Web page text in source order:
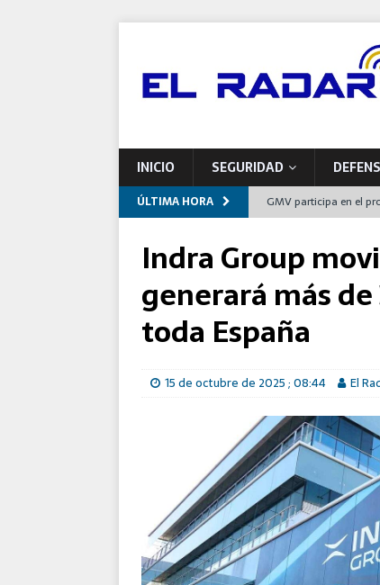
INICIO SEGURIDAD
ÚLTIMA HORA
GMV participa en el
Indra impulsa una
Airbus entrega a
España
programas de
El Destacamento
Reforzada de la OTAN
Indra Group
generará más
toda España
15 de octubre de 2025 ; 08:44 El